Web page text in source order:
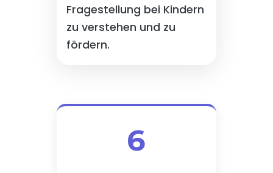
Fragestellung bei Kindern
zu verstehen und zu
fördern.
6